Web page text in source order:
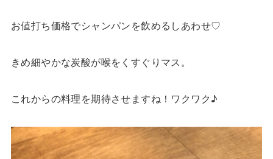
お値打ち価格でシャンパンを飲めるしあわせ♡
きめ細やかな炭酸が喉をくすぐりマス。
これからの料理を期待させますね！ワクワク♪